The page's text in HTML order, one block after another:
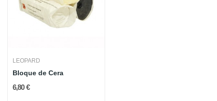
LEOPARD
Bloque de Cera
6,80 €